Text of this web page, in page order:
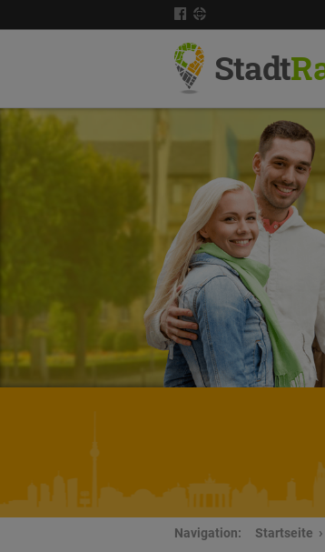
Stadt
Navigation: Startseite